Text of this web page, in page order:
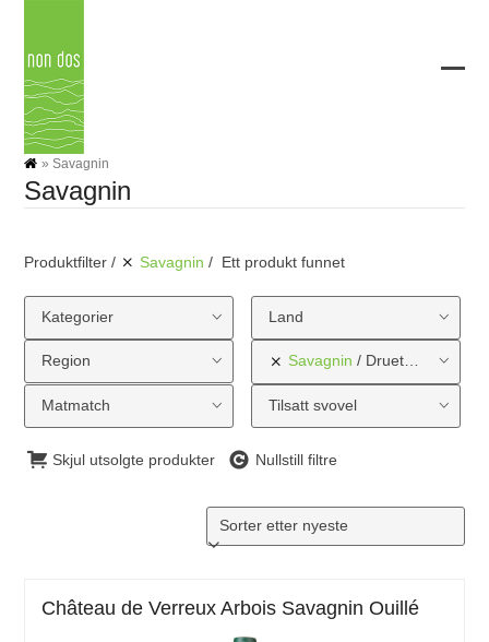
content
»Savagnin
Savagnin
Produktfilter Savagnin Ett produkt funnet
Kategorier Land
Region Savagnin Druetype
Matmatch Tilsatt svovel
Skjul utsolgte produkter Nullstill filtre
Château de Verreux Arbois Savagnin Ouillé